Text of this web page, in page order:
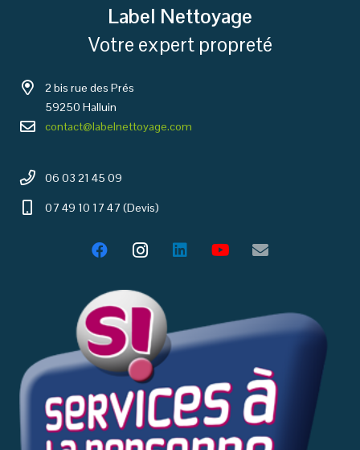
Label Nettoyage
Votre expert propreté
2 bis rue des Prés
59250 Halluin
contact@labelnettoyage.com
06 03 21 45 09
07 49 10 17 47 (Devis)